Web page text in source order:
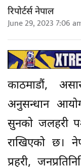
रिपोर्टर्स नेपाल
June 29, 2023 7:06
काठमाडौं,
अनुसन्धान
सुनको जलहरी
राखिएको छ।
प्रहरी,